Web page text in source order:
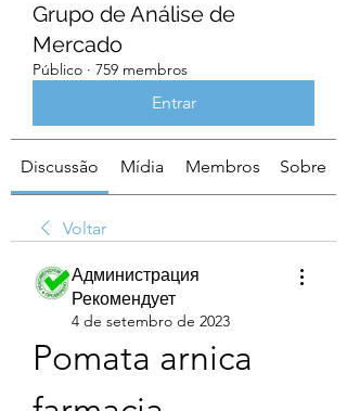
Grupo de Análise de
Mercado
Público · 759 membros
Entrar
Discussão Mídia Membros Sobre
Voltar
Администрация
Рекомендует
4 de setembro de 2023
Pomata arnica